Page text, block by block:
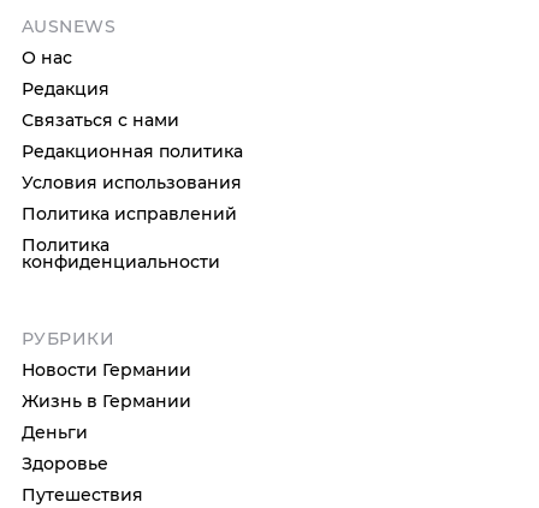
AUSNEWS
О нас
Редакция
Связаться с нами
Редакционная политика
Условия использования
Политика исправлений
Политика
конфиденциальности
РУБРИКИ
Новости Германии
Жизнь в Германии
Деньги
Здоровье
Путешествия